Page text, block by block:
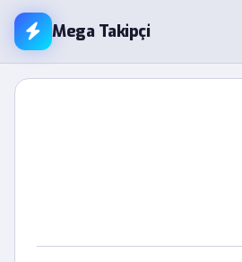
Mega Takipçi